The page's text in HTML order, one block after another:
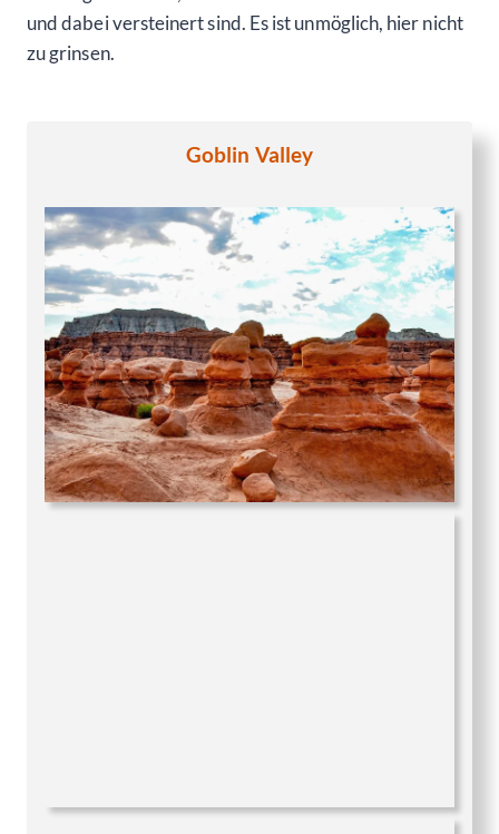
und dabei versteinert sind. Es ist unmöglich, hier nicht
zu grinsen.
Goblin Valley